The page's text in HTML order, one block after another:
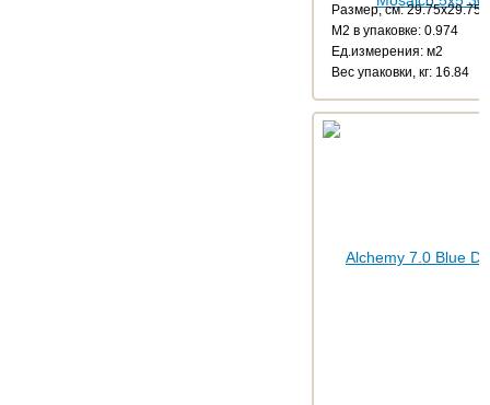
Размер, см: 29.75x29.75
М2 в упаковке: 0.974
Ед.измерения: м2
Веc упаковки, кг: 16.84